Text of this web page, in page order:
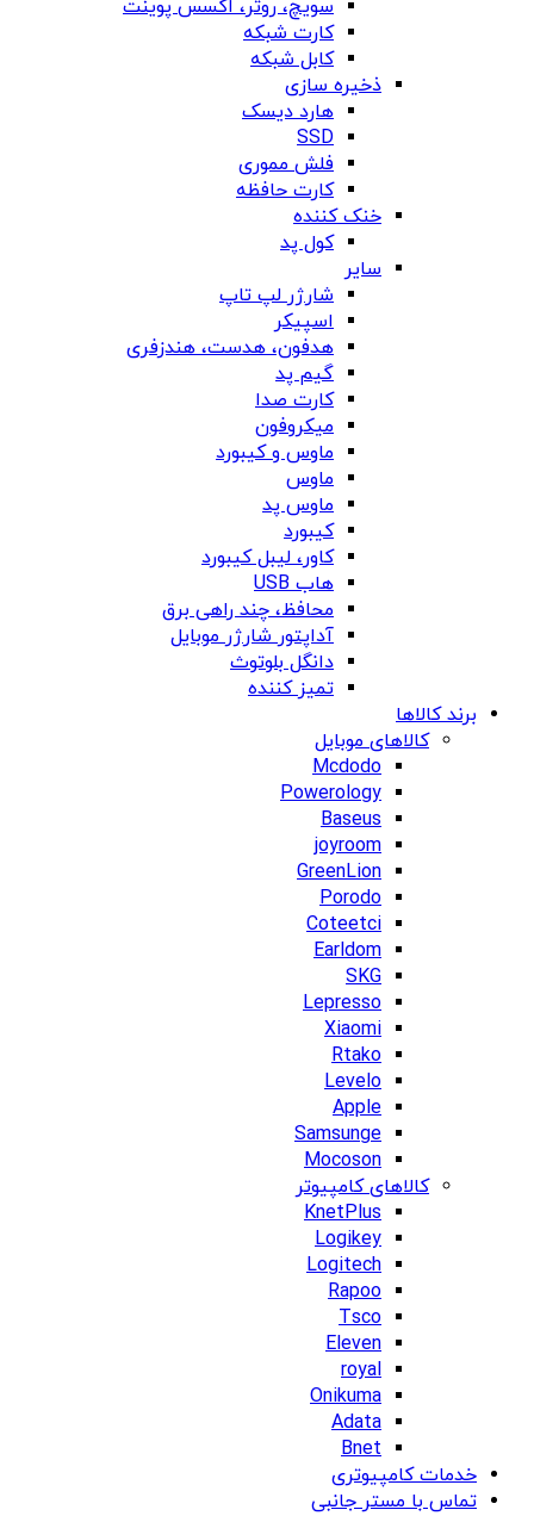
سویچ، روتر، اکسس پوینت
کارت شبکه
کابل شبکه
ذخیره سازی
هارد دیسک
SSD
فلش مموری
کارت حافظه
خنک کننده
کول پد
سایر
شارژر لپ تاپ
اسپیکر
هدفون، هدست، هندزفری
گیم پد
کارت صدا
میکروفون
ماوس و کیبورد
ماوس
ماوس پد
کیبورد
کاور، لیبل کیبورد
هاب USB
محافظ، چند راهی برق
آداپتور شارژر موبایل
دانگل بلوتوث
تمیز کننده
برند کالاها
کالاهای موبایل
Mcdodo
Powerology
Baseus
joyroom
GreenLion
Porodo
Coteetci
Earldom
SKG
Lepresso
Xiaomi
Rtako
Levelo
Apple
Samsunge
Mocoson
کالاهای کامپیوتر
KnetPlus
Logikey
Logitech
Rapoo
Tsco
Eleven
royal
Onikuma
Adata
Bnet
خدمات کامپیوتری
تماس با مستر جانبی